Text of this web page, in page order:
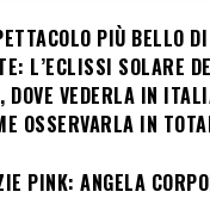
PIÙ BELLO
L’ECLISSI SOLARE
VEDERLA IN
OSSERVARLA IN
PINK: ANGELA